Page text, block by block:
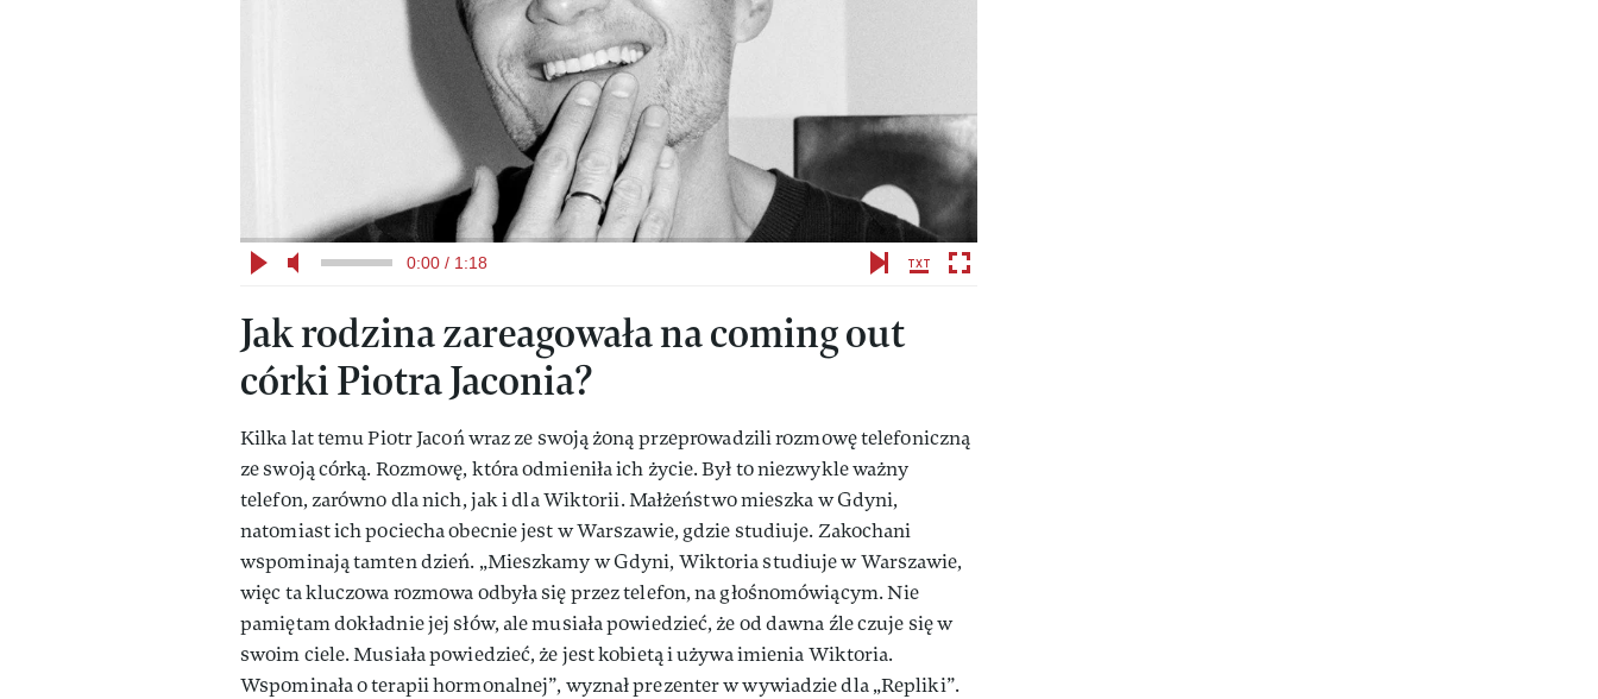
0:00 / 1:18
Jak rodzina zareagowała na coming out
córki Piotra Jaconia?
Kilka lat temu Piotr Jacoń wraz ze swoją żoną przeprowadzili rozmowę telefoniczną
ze swoją córką. Rozmowę, która odmieniła ich życie. Był to niezwykle ważny
telefon, zarówno dla nich, jak i dla Wiktorii. Małżeństwo mieszka w Gdyni,
natomiast ich pociecha obecnie jest w Warszawie, gdzie studiuje. Zakochani
wspominają tamten dzień. „Mieszkamy w Gdyni, Wiktoria studiuje w Warszawie,
więc ta kluczowa rozmowa odbyła się przez telefon, na głośnomówiącym. Nie
pamiętam dokładnie jej słów, ale musiała powiedzieć, że od dawna źle czuje się w
swoim ciele. Musiała powiedzieć, że jest kobietą i używa imienia Wiktoria.
Wspominała o terapii hormonalnej”, wyznał prezenter w wywiadzie dla „Repliki”.